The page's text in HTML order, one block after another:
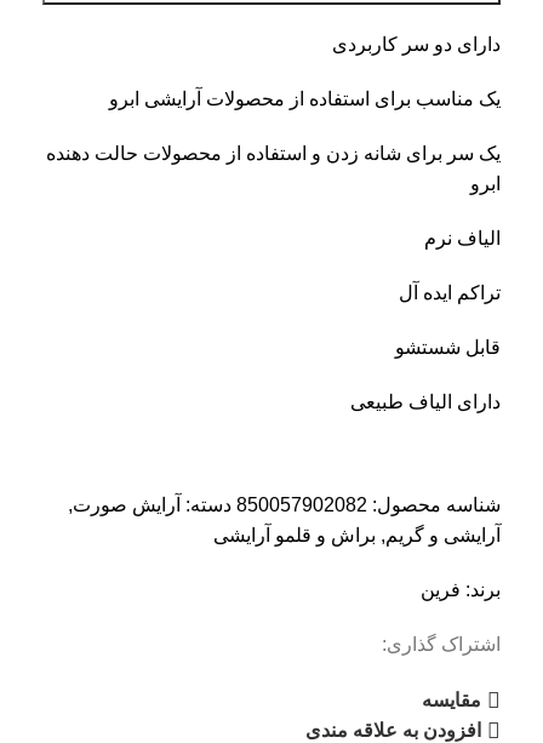
دارای دو سر کاربردی
یک مناسب برای استفاده از محصولات آرایشی ابرو
یک سر برای شانه زدن و استفاده از محصولات حالت دهنده
ابرو
الیاف نرم
تراکم ایده آل
قابل شستشو
دارای الیاف طبیعی
شناسه محصول: 850057902082 دسته: آرایش صورت,
آرایشی و گریم, براش و قلمو آرایشی
برند: فرین
اشتراک گذاری:
مقایسه
افزودن به علاقه مندی